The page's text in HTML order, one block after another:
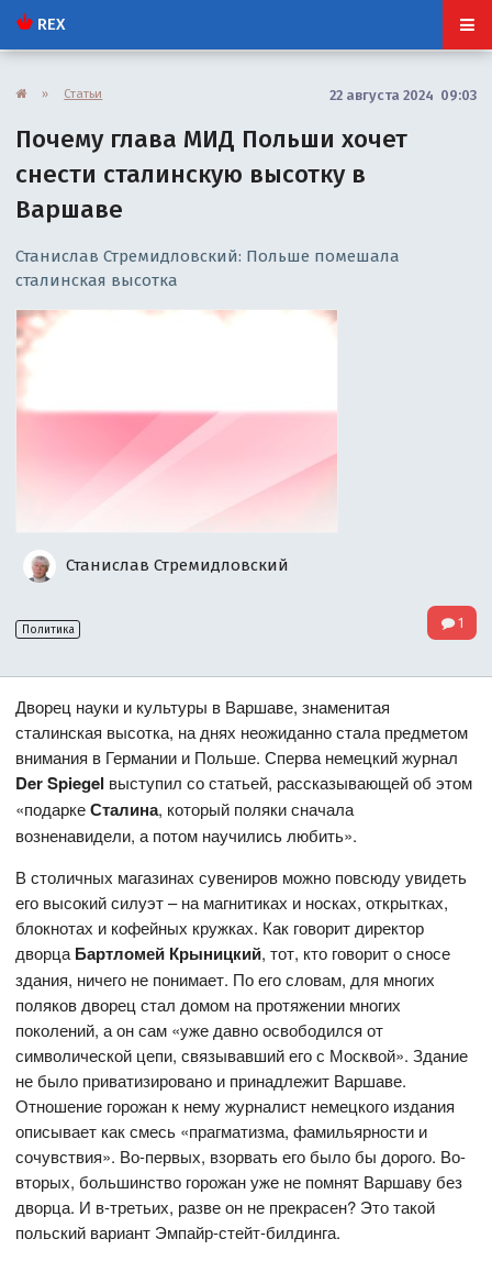
REX
» Статьи 22 августа 2024 09:03
Почему глава МИД Польши хочет
снести сталинскую высотку в
Варшаве
Станислав Стремидловский: Польше помешала
сталинская высотка
Станислав Стремидловский
Политика 1
Дворец науки и культуры в Варшаве, знаменитая
сталинская высотка, на днях неожиданно стала предметом
внимания в Германии и Польше. Сперва немецкий журнал
DerSpiegel выступил со статьей, рассказывающей об этом
«подаркеСталина, который поляки сначала
возненавидели, а потом научились любить».
В столичных магазинах сувениров можно повсюду увидеть
его высокий силуэт – на магнитиках и носках, открытках,
блокнотах и кофейных кружках. Как говорит директор
дворцаБартломей Крыницкий, тот, кто говорит о сносе
здания, ничего не понимает. По его словам, для многих
поляков дворец стал домом на протяжении многих
поколений, а он сам «уже давно освободился от
символической цепи, связывавший его с Москвой». Здание
не было приватизировано и принадлежит Варшаве.
Отношение горожан к нему журналист немецкого издания
описывает как смесь «прагматизма, фамильярности и
сочувствия». Во-первых, взорвать его было бы дорого. Во-
вторых, большинство горожан уже не помнят Варшаву без
дворца. И в-третьих, разве он не прекрасен? Это такой
польский вариант Эмпайр-стейт-билдинга.